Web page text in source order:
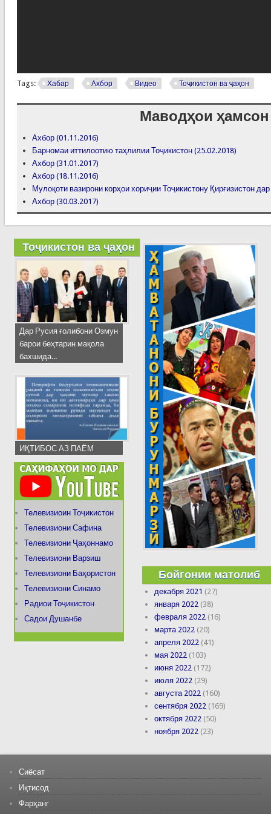
Tags: Хабар Ахбор Видео Тоҷикистон ва ҷаҳон
Маводҳои ҳамсон
Ахбор (01.11.2016)
Барномаи иттилоотию таҳлилии Тоҷикистон (25.02.2018)
Ахбор (31.01.2017)
Ахбор (18.11.2016)
Мулоқоти вазирони корҳои хориҷии Тоҷикистону Қирғизистон
Ахбор (30.03.2017)
Тоҷикистон ва ҷаҳон
Дар Русия ғолибони Озмун
барои беҳтарин мақола
бахшида...
ИҚТИБОС АЗ ПАЁМ
Телевизиоин Тоҷикистон
Телевизиони Сафина
Телевизиони Ҷаҳоннамо
Телевизиони Варзиш
Телевизиони Баҳористон
Телевизиони Синамо
Радиои Тоҷикистон
Садои Душанбе
Бойгонии матолиб
декабря 2021 (27)
января 2022 (38)
февраля 2022 (16)
марта 2022 (20)
апреля 2022 (41)
мая 2022 (103)
июня 2022 (172)
июля 2022 (29)
августа 2022 (160)
сентября 2022 (169)
октября 2022 (50)
ноября 2022 (23)
Сиёсат
Иқтисод
Фарҳанг